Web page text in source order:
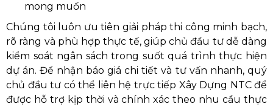
mong muốn
Chúng tôi luôn ưu tiên giải pháp thi công minh bạch,
rõ ràng và phù hợp thực tế, giúp chủ đầu tư dễ dàng
kiểm soát ngân sách trong suốt quá trình thực hiện
dự án. Để nhận báo giá chi tiết và tư vấn nhanh, quý
chủ đầu tư có thể liên hệ trực tiếp Xây Dựng NTC để
được hỗ trợ kịp thời và chính xác theo nhu cầu thực